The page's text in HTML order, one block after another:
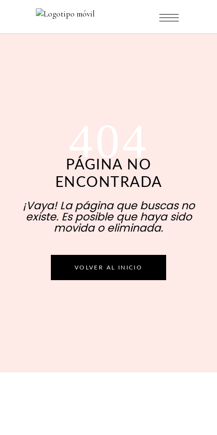
404
PÁGINA NO
ENCONTRADA
¡Vaya! La página que buscas no
existe. Es posible que haya sido
movida o eliminada.
VOLVER AL INICIO